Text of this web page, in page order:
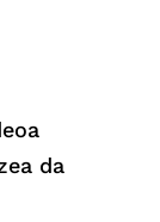
da